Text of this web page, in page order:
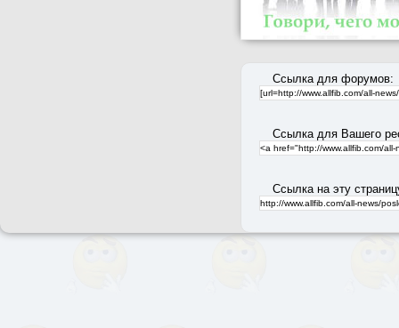
Ссылка для форумов:
Ссылка для Вашего
Ссылка на эту